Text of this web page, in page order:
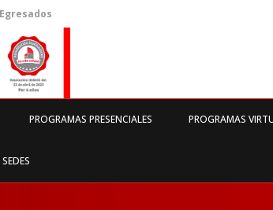
Egresados
PROGRAMAS PRESENCIALES PROGRAMAS
SEDES